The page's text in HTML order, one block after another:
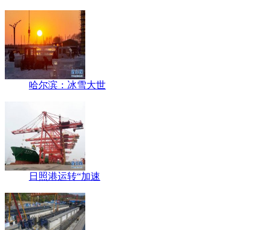
哈尔滨：冰雪大世
日照港运转“加速